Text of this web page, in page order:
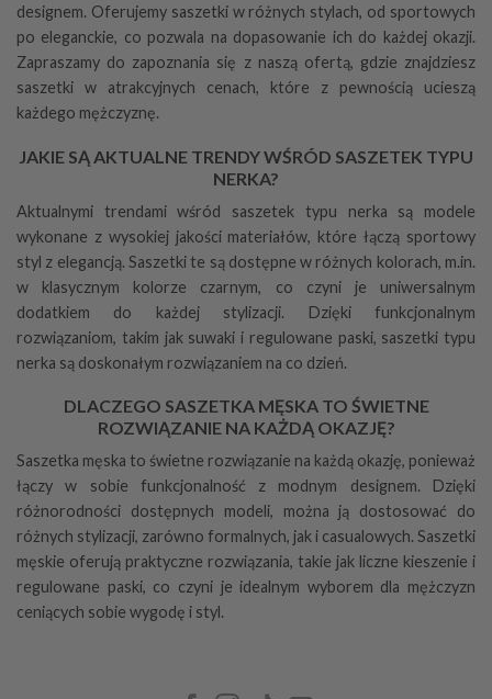
designem. Oferujemy saszetki w różnych stylach, od sportowych
po eleganckie, co pozwala na dopasowanie ich do każdej okazji.
Zapraszamy do zapoznania się z naszą ofertą, gdzie znajdziesz
saszetki w atrakcyjnych cenach, które z pewnością ucieszą
każdego mężczyznę.
JAKIE SĄ AKTUALNE TRENDY WŚRÓD SASZETEK TYPU
NERKA?
Aktualnymi trendami wśród saszetek typu nerka są modele
wykonane z wysokiej jakości materiałów, które łączą sportowy
styl z elegancją. Saszetki te są dostępne w różnych kolorach, m.in.
w klasycznym kolorze czarnym, co czyni je uniwersalnym
dodatkiem do każdej stylizacji. Dzięki funkcjonalnym
rozwiązaniom, takim jak suwaki i regulowane paski, saszetki typu
nerka są doskonałym rozwiązaniem na co dzień.
DLACZEGO SASZETKA MĘSKA TO ŚWIETNE
ROZWIĄZANIE NA KAŻDĄ OKAZJĘ?
Saszetka męska to świetne rozwiązanie na każdą okazję, ponieważ
łączy w sobie funkcjonalność z modnym designem. Dzięki
różnorodności dostępnych modeli, można ją dostosować do
różnych stylizacji, zarówno formalnych, jak i casualowych. Saszetki
męskie oferują praktyczne rozwiązania, takie jak liczne kieszenie i
regulowane paski, co czyni je idealnym wyborem dla mężczyzn
ceniących sobie wygodę i styl.